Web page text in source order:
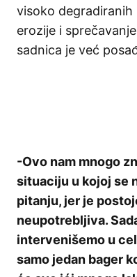
visoko
erozije i
sadnica je već
-Ovo nam mnogo
situaciju u kojoj se
pitanju, jer je
neupotrebljiva.
intervenišemo u
samo jedan bager